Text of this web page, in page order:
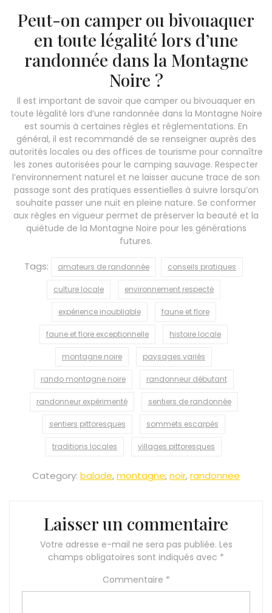
Peut-on camper ou bivouaquer
en toute légalité lors d’une
randonnée dans la Montagne
Noire ?
Il est important de savoir que camper ou bivouaquer en
toute légalité lors d’une randonnée dans la Montagne Noire
est soumis à certaines règles et réglementations. En
général, il est recommandé de se renseigner auprès des
autorités locales ou des offices de tourisme pour connaître
les zones autorisées pour le camping sauvage. Respecter
l’environnement naturel et ne laisser aucune trace de son
passage sont des pratiques essentielles à suivre lorsqu’on
souhaite passer une nuit en pleine nature. Se conformer
aux règles en vigueur permet de préserver la beauté et la
quiétude de la Montagne Noire pour les générations
futures.
Tags: amateurs de randonnée conseils pratiques
culture locale environnement respecté
expérience inoubliable faune et flore
faune et flore exceptionnelle histoire locale
montagne noire paysages variés
rando montagne noire randonneur débutant
randonneur expérimenté sentiers de randonnée
sentiers pittoresques sommets escarpés
traditions locales villages pittoresques
Category: balade,montagne,noir,randonnee
Laisser un commentaire
Votre adresse e-mail ne sera pas publiée. Les
champs obligatoires sont indiqués avec *
Commentaire *